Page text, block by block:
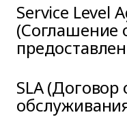
Service Level
(Соглашение
SLA (Договор